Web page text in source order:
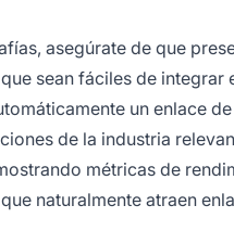
asegúrate de que
sean fáciles de integrar
un enlace
de la industria
métricas de
naturalmente atraen